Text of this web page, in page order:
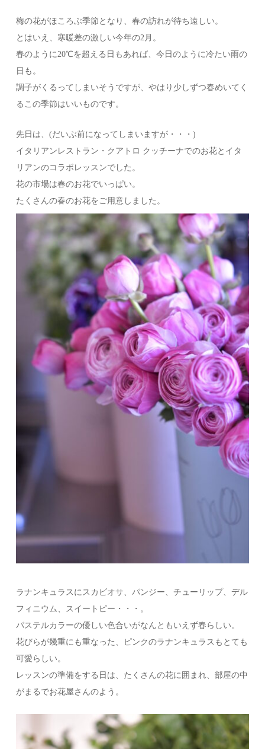
梅の花がほころぶ季節となり、春の訪れが待ち遠しい。
とはいえ、寒暖差の激しい今年の2月。
春のように20℃を超える日もあれば、今日のように冷たい雨の
日も。
調子がくるってしまいそうですが、やはり少しずつ春めいてく
るこの季節はいいものです。
先日は、(だいぶ前になってしまいますが・・・)
イタリアンレストラン・クアトロ クッチーナでのお花とイタ
リアンのコラボレッスンでした。
花の市場は春のお花でいっぱい。
たくさんの春のお花をご用意しました。
ラナンキュラスにスカビオサ、パンジー、チューリップ、デル
フィニウム、スイートピー・・・。
パステルカラーの優しい色合いがなんともいえず春らしい。
花びらが幾重にも重なった、ピンクのラナンキュラスもとても
可愛らしい。
レッスンの準備をする日は、たくさんの花に囲まれ、部屋の中
がまるでお花屋さんのよう。